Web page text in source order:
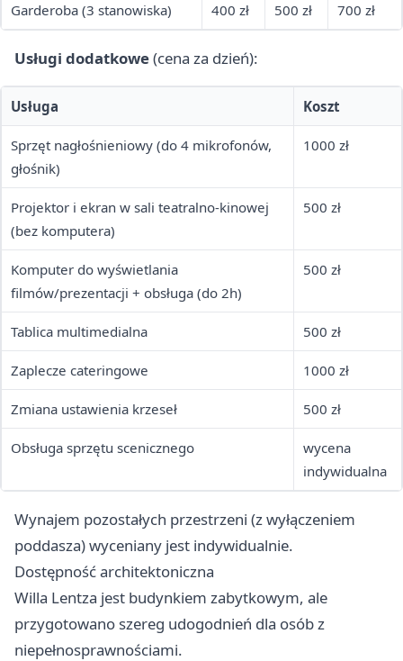
Garderoba (3 stanowiska) 400 zł 500 zł 700 zł
Usługi dodatkowe(cena za dzień):
Usługa Koszt
Sprzęt nagłośnieniowy (do 4 mikrofonów,
głośnik)
1000 zł
Projektor i ekran w sali teatralno-kinowej
(bez komputera)
500 zł
Komputer do wyświetlania
filmów/prezentacji + obsługa (do 2h)
500 zł
Tablica multimedialna 500 zł
Zaplecze cateringowe 1000 zł
Zmiana ustawienia krzeseł 500 zł
Obsługa sprzętu scenicznego
wycena
indywidualna
Wynajem pozostałych przestrzeni (z wyłączeniem
poddasza) wyceniany jest indywidualnie.
Dostępność architektoniczna
Willa Lentza jest budynkiem zabytkowym, ale
przygotowano szereg udogodnień dla osób z
niepełnosprawnościami.